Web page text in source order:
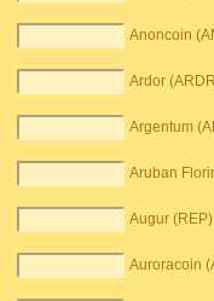
Anoncoin
Ardor
Argentum
Aruban
Augur (REP)
Auroracoin